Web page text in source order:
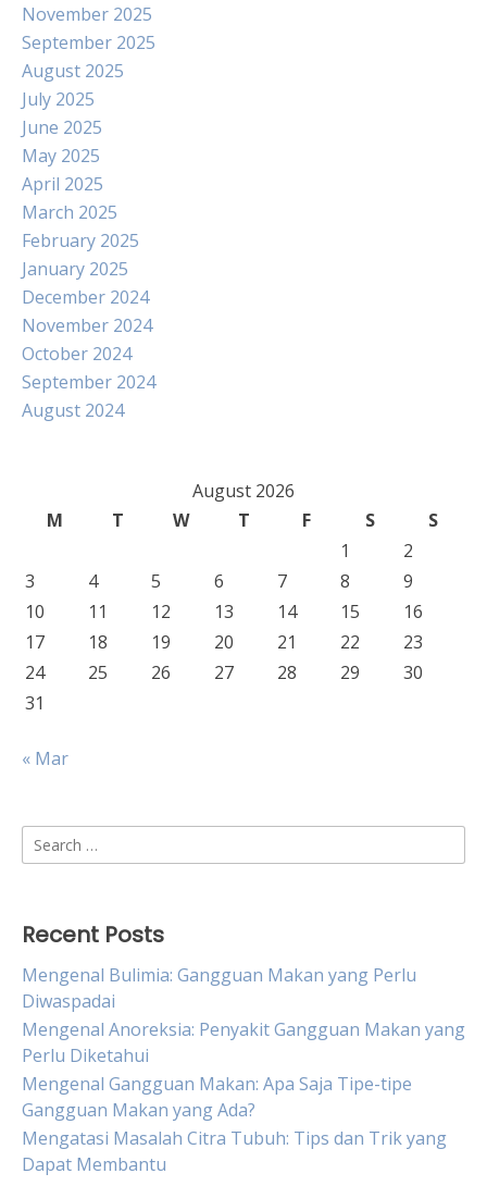
November 2025
September 2025
August 2025
July 2025
June 2025
May 2025
April 2025
March 2025
February 2025
January 2025
December 2024
November 2024
October 2024
September 2024
August 2024
August 2026
M
T W T F S
S
1
2
3
4 5 6 7 8
9
10
11 12 13 14 15
16
17
18 19 20 21 22
23
24
25 26 27 28 29
30
31
« Mar
Search
for:
Recent Posts
Mengenal Bulimia: Gangguan Makan yang Perlu
Diwaspadai
Mengenal Anoreksia: Penyakit Gangguan Makan yang
Perlu Diketahui
Mengenal Gangguan Makan: Apa Saja Tipe-tipe
Gangguan Makan yang Ada?
Mengatasi Masalah Citra Tubuh: Tips dan Trik yang
Dapat Membantu